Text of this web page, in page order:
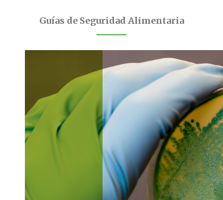
Guías de Seguridad Alimentaria